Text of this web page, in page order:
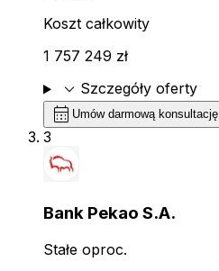
Koszt całkowity
1 757 249 zł
expand_more Szczegóły oferty
calendar_month Umów darmową konsultację
3
Bank Pekao S.A.
Stałe oproc.